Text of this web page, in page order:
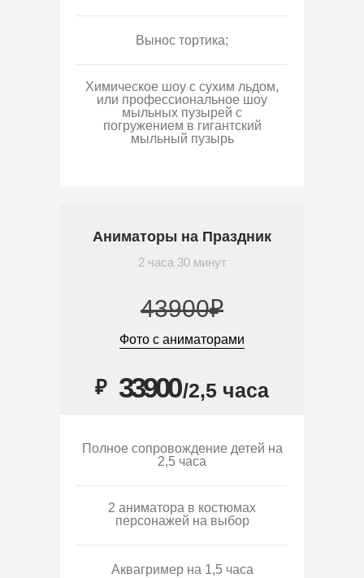
Вынос тортика;
Химическое шоу с сухим льдом,
или профессиональное шоу
мыльных пузырей с
погружением в гигантский
мыльный пузырь
Аниматоры на Праздник
2 часа 30 минут
43900₽
Фото с аниматорами
₽ 33900/2,5 часа
Полное сопровождение детей на
2,5 часа
2 аниматора в костюмах
персонажей на выбор
Аквагример на 1,5 часа